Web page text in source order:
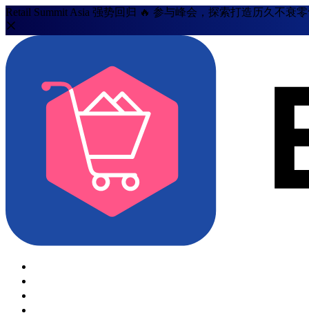
Retail Summit Asia 强势回归 🔥 参与峰会，探索打造历久不衰